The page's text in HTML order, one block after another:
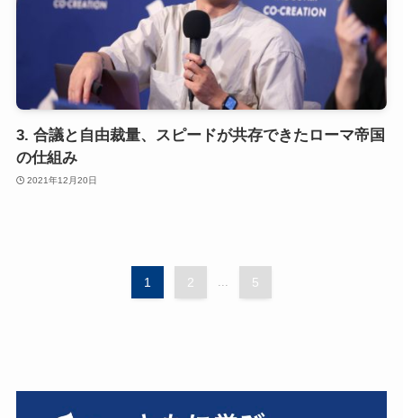
3. 合議と自由裁量、スピードが共存できたローマ帝国
の仕組み
2021年12月20日
1 2 5